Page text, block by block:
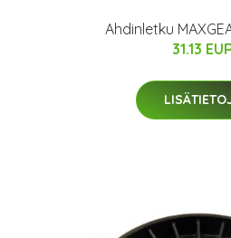
Ahdinletku
31.13